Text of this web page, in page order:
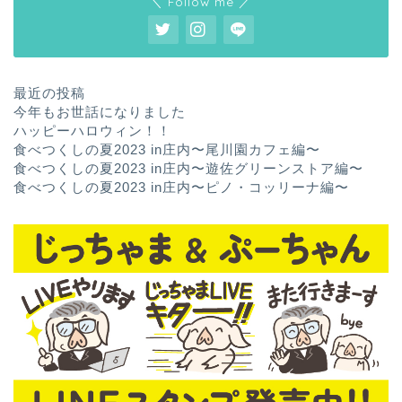
最近の投稿
今年もお世話になりました
ハッピーハロウィン！！
食べつくしの夏2023 in庄内〜尾川園カフェ編〜
食べつくしの夏2023 in庄内〜遊佐グリーンストア編〜
食べつくしの夏2023 in庄内〜ピノ・コッリーナ編〜
ホーム
お問い合わせ